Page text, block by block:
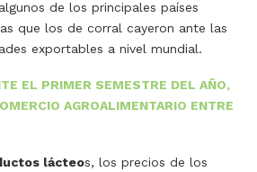
de los principales países
que los de corral cayeron ante las
exportables a nivel mundial.
EL PRIMER SEMESTRE DEL AÑO,
AGROALIMENTARIO ENTRE
lácteos, los precios de los